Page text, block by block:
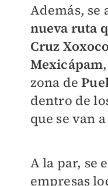
Además, se
nueva ruta
Cruz
Mexicápam
zona de
dentro de
que se van
A la par, se
empresas